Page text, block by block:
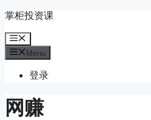
Skip
content
掌柜投资课
Menu
Menu
登录
网赚